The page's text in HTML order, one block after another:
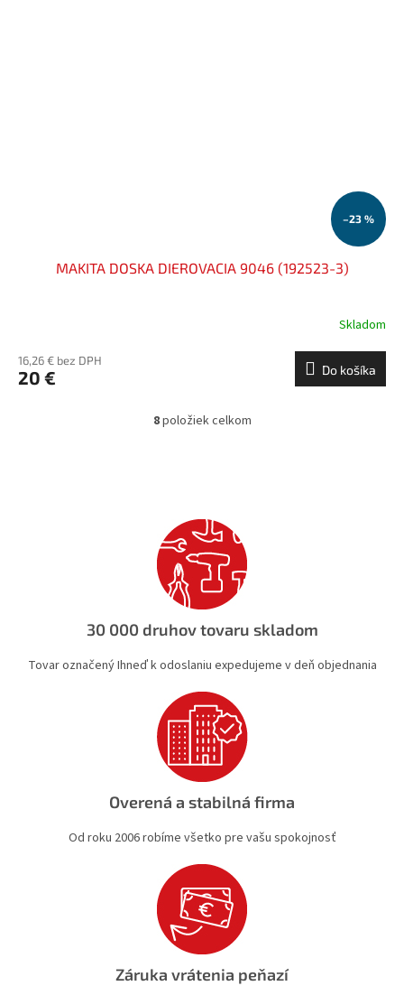
–23 %
MAKITA DOSKA DIEROVACIA 9046 (192523-3)
Skladom
16,26 € bez DPH
20 € Do košíka
O
c
i
e
p
r
k
v
p
i
s
u
8položiek celkom
30 000 druhov tovaru skladom
Tovar označený Ihneď k odoslaniu expedujeme v deň objednania
Overená a stabilná firma
Od roku 2006 robíme všetko pre vašu spokojnosť
Záruka vrátenia peňazí